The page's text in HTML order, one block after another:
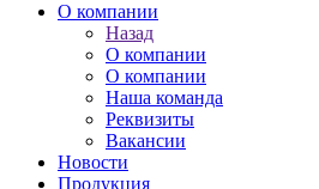
О компании
Назад
О компании
О компании
Наша команда
Реквизиты
Вакансии
Новости
Продукция